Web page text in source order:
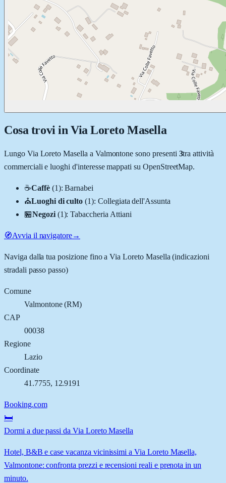
Cosa trovi in Via Loreto Masella
Lungo Via Loreto Masella a Valmontone sono presenti 3tra attività
commerciali e luoghi d'interesse mappati su OpenStreetMap.
☕Caffè (1):Barnabei
⛪Luoghi di culto (1): Collegiata dell'Assunta
🏪Negozi (1):Tabaccheria Attiani
🧭Avvia il navigatore→
Naviga dalla tua posizione fino aVia Loreto Masella (indicazioni
stradali passo passo)
Comune
Valmontone(RM)
CAP
00038
Regione
Lazio
Coordinate
41.7755, 12.9191
Booking.com
🛏️
Dormi a due passi da Via Loreto Masella
Hotel, B&B e case vacanza vicinissimi a Via Loreto Masella,
Valmontone: confronta prezzi e recensioni reali e prenota in un
minuto.